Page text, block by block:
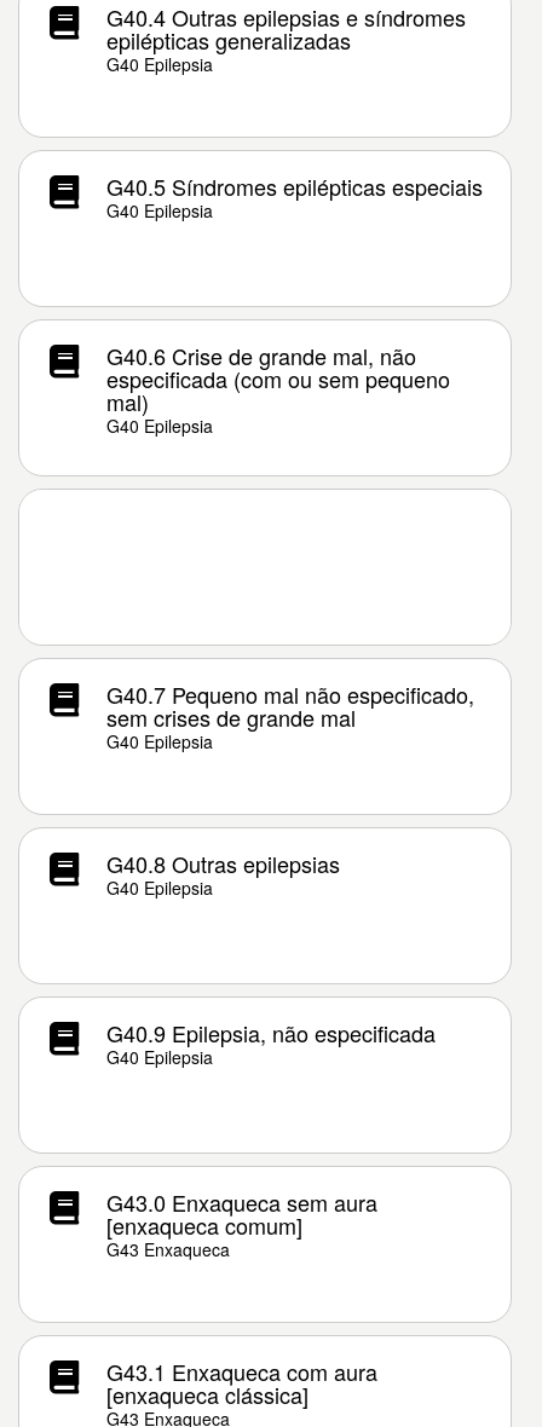
G40.4 Outras epilepsias e síndromes
epilépticas generalizadas
G40 Epilepsia
G40.5 Síndromes epilépticas especiais
G40 Epilepsia
G40.6 Crise de grande mal, não
especificada (com ou sem pequeno
mal)
G40 Epilepsia
G40.7 Pequeno mal não especificado,
sem crises de grande mal
G40 Epilepsia
G40.8 Outras epilepsias
G40 Epilepsia
G40.9 Epilepsia, não especificada
G40 Epilepsia
G43.0 Enxaqueca sem aura
[enxaqueca comum]
G43 Enxaqueca
G43.1 Enxaqueca com aura
[enxaqueca clássica]
G43 Enxaqueca